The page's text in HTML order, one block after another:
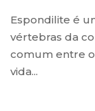
Espondilite é
vértebras da
comum entre
vida...